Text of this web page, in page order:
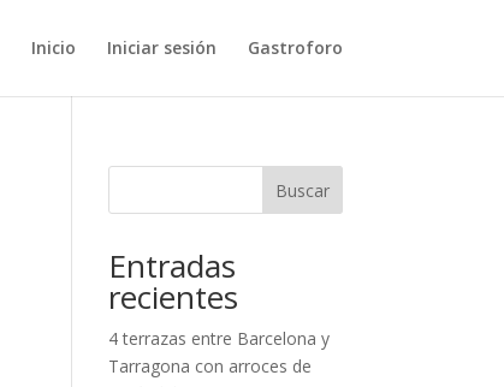
Inicio Iniciar sesión Gastroforo
Buscar
Entradas
recientes
4 terrazas entre Barcelona y
Tarragona con arroces de